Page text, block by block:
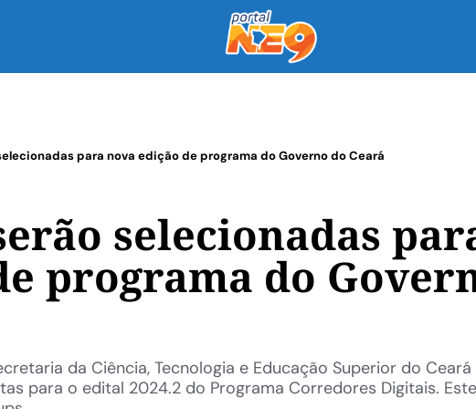
para nova edição de programa do Governo do Ceará
selecionadas
programa do
da Ciência, Tecnologia e Educação Superior do Ceará
para o edital 2024.2 do Programa Corredores Digitais. Este